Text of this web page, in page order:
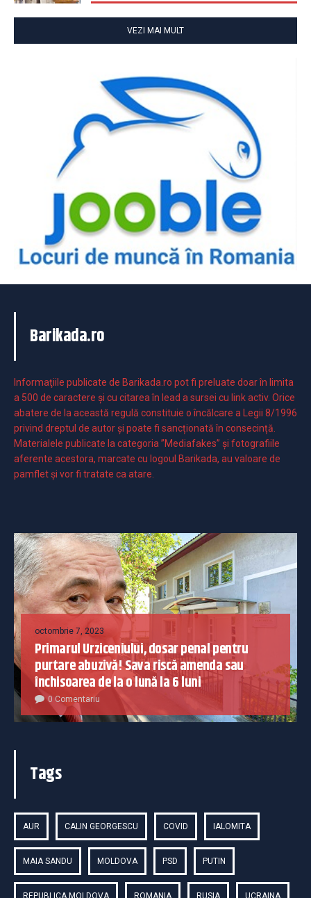
VEZI MAI MULT
Barikada.ro
Informaţiile publicate de Barikada.ro pot fi preluate doar în limita
a 500 de caractere şi cu citarea în lead a sursei cu link activ. Orice
abatere de la această regulă constituie o încălcare a Legii 8/1996
privind dreptul de autor și poate fi sancționată în consecință.
Materialele publicate la categoria ”Mediafakes” și fotografiile
aferente acestora, marcate cu logoul Barikada, au valoare de
pamflet și vor fi tratate ca atare.
octombrie 7, 2023
Primarul Urziceniului, dosar penal pentru
purtare abuzivă! Sava riscă amenda sau
închisoarea de la o lună la 6 luni
0 Comentariu
Tags
AUR CALIN GEORGESCU COVID IALOMITA
MAIA SANDU MOLDOVA PSD PUTIN
REPUBLICA MOLDOVA ROMANIA RUSIA UCRAINA